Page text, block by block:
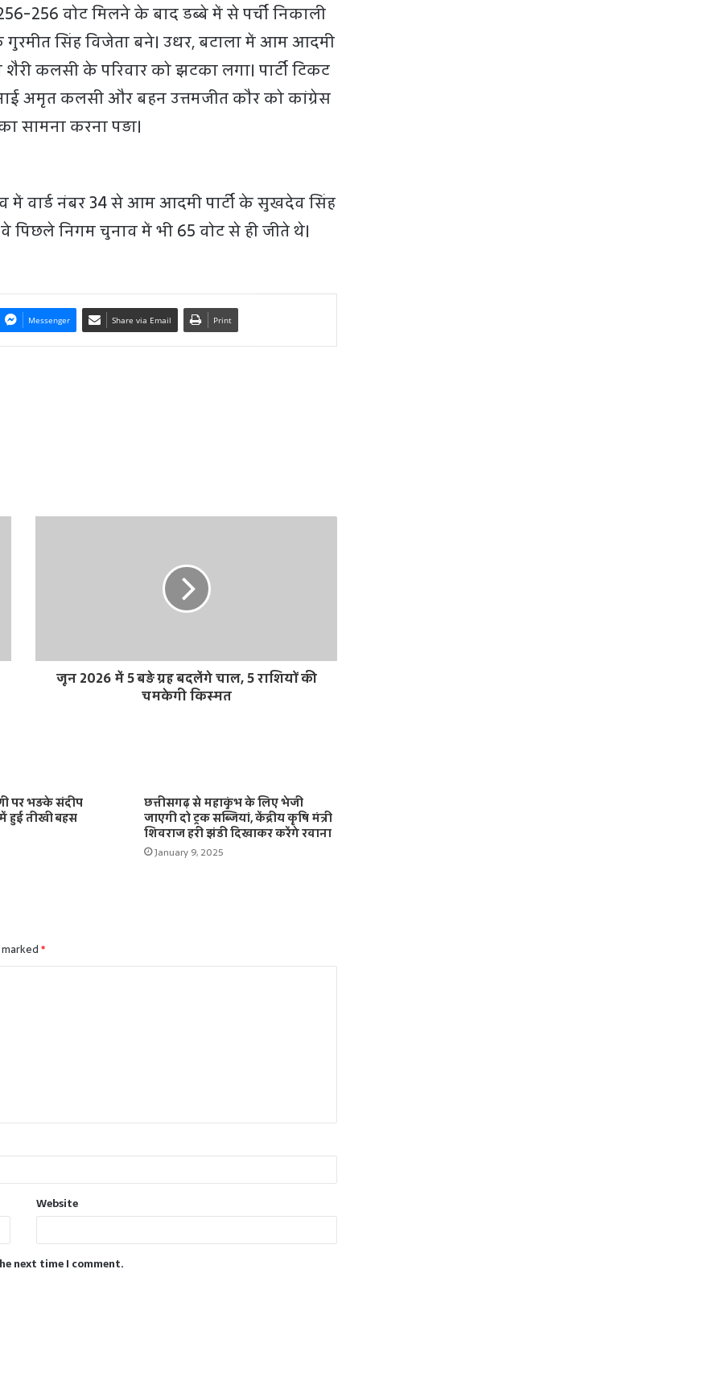
256 वोट मिलने के बाद डब्बे में से पर्ची निकाली
सिंह विजेता बने। उधर, बटाला में आम आदमी
शैरी कलसी के परिवार को झटका लगा। पार्टी टिकट
अमृत कलसी और बहन उत्तमजीत कौर को कांग्रेस
सामना करना पड़ा।
में वार्ड नंबर 34 से आम आदमी पार्टी के सुखदेव सिंह
पिछले निगम चुनाव में भी 65 वोट से ही जीते थे।
Messenger Share via Email Print
जून 2026 में 5 बड़े ग्रह बदलेंगे चाल, 5 राशियों की
चमकेगी किस्मत
पर भड़के संदीप
में हुई तीखी बहस
छत्तीसगढ़ से महाकुंभ के लिए भेजी
जाएगी दो ट्रक सब्जियां, केंद्रीय कृषि मंत्री
शिवराज हरी झंडी दिखाकर करेंगे रवाना
January 9, 2025
*
Website
next time I comment.